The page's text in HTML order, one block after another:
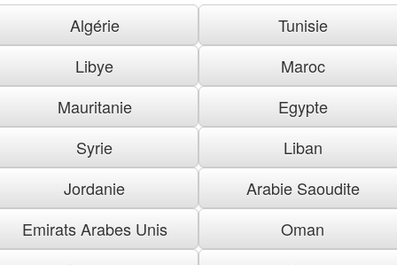
Algérie
Tunisie
Libye
Maroc
Mauritanie
Egypte
Syrie
Liban
Jordanie
Arabie Saoudite
Emirats Arabes Unis
Oman